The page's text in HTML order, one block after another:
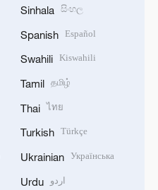
Sinhala සිංහල
Spanish Español
Swahili Kiswahili
Tamil தமிழ்
Thai ไทย
Turkish Türkçe
Ukrainian Українська
Urdu اردو